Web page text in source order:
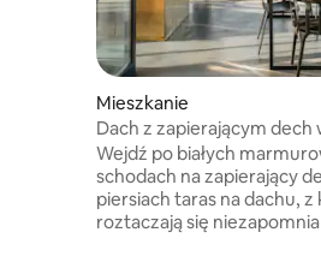
Mieszkanie
Dach z zapierającym dech
widokiem. Krótki spacer do
Wejdź po białych
schodach na zapierający
piersiach taras na dachu,
roztaczają się
zabytkowe centrum.